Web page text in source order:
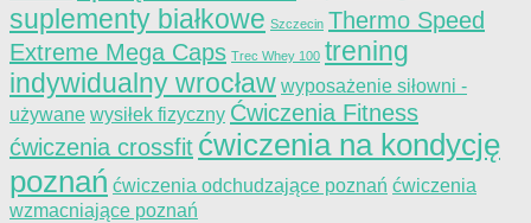
suplementy białkowe Szczecin Thermo Speed
Extreme Mega Caps Trec Whey 100 trening
indywidualny wrocław wyposażenie siłowni -
używane wysiłek fizyczny Ćwiczenia Fitness
ćwiczenia crossfit ćwiczenia na kondycję
poznań ćwiczenia odchudzające poznań ćwiczenia
wzmacniające poznań